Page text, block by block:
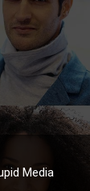
Media